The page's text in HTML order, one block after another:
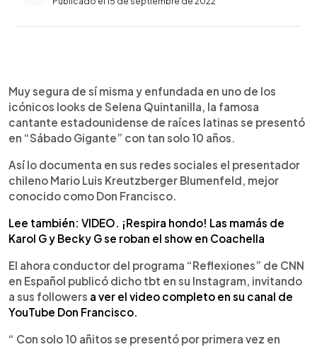
Escuchar artículo
Muy segura de sí misma y enfundada en uno de los
icónicos looks de Selena Quintanilla, la famosa
cantante estadounidense de raíces latinas se presentó
en “Sábado Gigante” con tan solo 10 años.
Así lo documenta en sus redes sociales el presentador
chileno Mario Luis Kreutzberger Blumenfeld, mejor
conocido como Don Francisco.
Lee también: VIDEO. ¡Respira hondo! Las mamás de
Karol G y Becky G se roban el show en Coachella
El ahora conductor del programa “Reflexiones” de CNN
en Español publicó dicho tbt en su Instagram, invitando
a sus followers a ver el video completo en su canal de
YouTube Don Francisco.
“ Con solo 10 añitos se presentó por primera vez en